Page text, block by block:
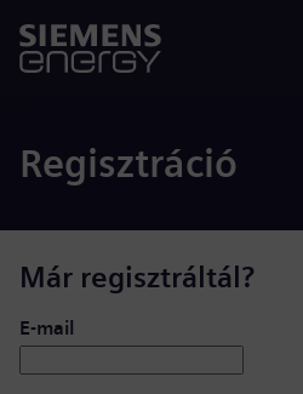
Regisztráció
Már regisztráltál?
Bejelentkezés: felhasználó és jelszó
E-mail